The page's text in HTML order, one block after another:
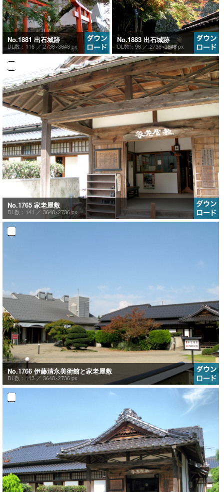
No.1881 出石城跡
DL数：116 ／2736×3648 px
No.1883 出石城跡
DL数：96 ／2736×3648 px
No.1765 家老屋敷
DL数：141 ／ 3648×2736 px
No.1766 伊藤清永美術館と家老屋敷
DL数：113 ／ 3648×2736 px